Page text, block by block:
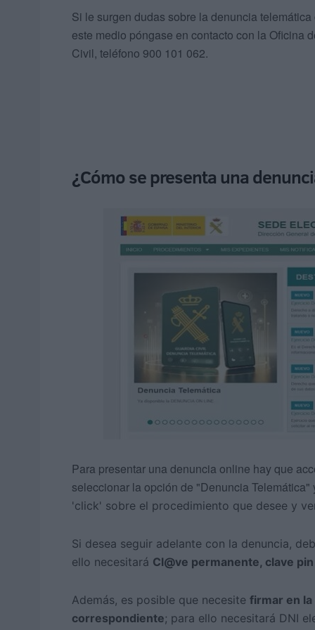
Si le surgen dudas sobre la denuncia
este medio póngase en contacto con la Oficina
Civil, teléfono 900 101 062.
¿Cómo se presenta una
Para presentar una denuncia online hay que
seleccionar la opción de "Denuncia
'click' sobre el procedimiento que desee y
Si desea seguir adelante con la denuncia,
ello necesitará Cl@ve permanente, clave
Además, es posible que necesite firmar en
correspondiente; para ello necesitará DNI